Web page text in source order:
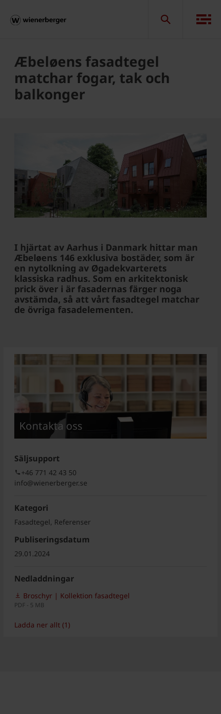
Æbeløens fasadtegel
matchar fogar, tak och
balkonger
I hjärtat av Aarhus i Danmark hittar man
Æbeløens 146 exklusiva bostäder, som är
en nytolkning av Øgadekvarterets
klassiska radhus. Som en arkitektonisk
prick över i är fasadernas färger noga
avstämda, så att vårt fasadtegel matchar
de övriga fasadelementen.
Kontakta oss
Säljsupport
+46 771 42 43 50
info@wienerberger.se
Kategori
Fasadtegel, Referenser
Publiseringsdatum
29.01.2024
Nedladdningar
Broschyr | Kollektion fasadtegel
PDF - 5 MB
Ladda ner allt (1)